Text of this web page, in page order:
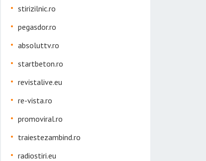
stirizilnic.ro
pegasdor.ro
absoluttv.ro
startbeton.ro
revistalive.eu
re-vista.ro
promoviral.ro
traiestezambind.ro
radiostiri.eu